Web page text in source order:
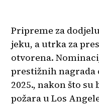
Pripreme za
jeku, a utrka za
otvorena.
prestižnih nagrada
2025., nakon što
požara u Los